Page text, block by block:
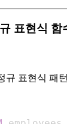
표현식 함
규 표현식 패